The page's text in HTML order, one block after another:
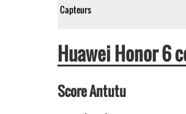
Capteurs
Huawei Honor 6
Score Antutu